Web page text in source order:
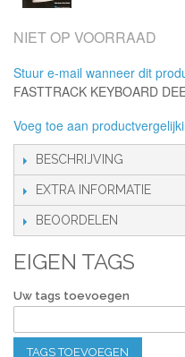
NIET OP VOORRAAD
Stuur e-mail wanneer dit
FASTTRACK KEYBOARD
Voeg toe aan
BESCHRIJVING
EXTRA INFORMATIE
BEOORDELEN
EIGEN TAGS
Uw tags toevoegen
TAGS TOEVOEGEN